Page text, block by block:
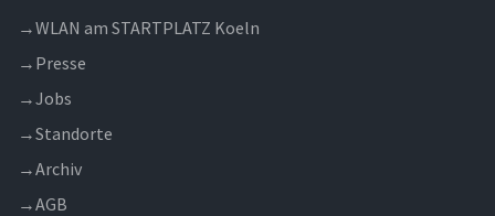
→WLAN am STARTPLATZ Koeln
→ Presse
→Jobs
→Standorte
→Archiv
→AGB